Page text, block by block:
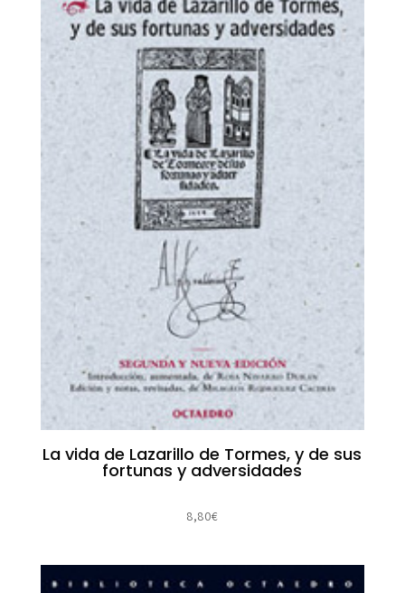
La vida de Lazarillo de Tormes, y de sus
fortunas y adversidades
8,80€